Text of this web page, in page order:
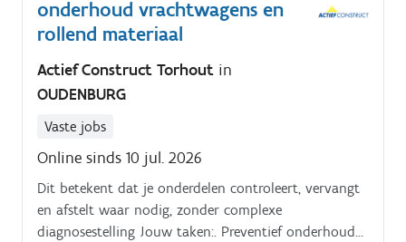
onderhoud vrachtwagens en
rollend materiaal
Actief Construct Torhout in
OUDENBURG
Vaste jobs
Online sinds 10 jul. 2026
Dit betekent dat je onderdelen controleert, vervangt
en afstelt waar nodig, zonder complexe
diagnosestelling Jouw taken:. Preventief onderhoud